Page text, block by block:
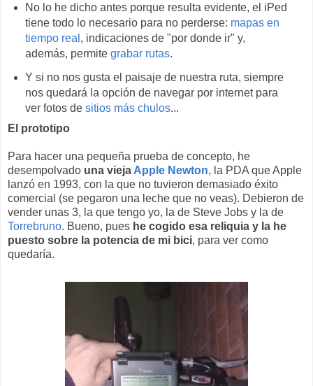
No lo he dicho antes porque resulta evidente, el iPed
tiene todo lo necesario para no perderse: mapas en
tiempo real , indicaciones de "por donde ir" y,
además, permite grabar rutas.
Y si no nos gusta el paisaje de nuestra ruta, siempre
nos quedará la opción de navegar por internet para
ver fotos de sitios más chulos...
El prototipo
Para hacer una pequeña prueba de concepto, he
desempolvado una vieja Apple Newton, la PDA que Apple
lanzó en 1993, con la que no tuvieron demasiado éxito
comercial (se pegaron una leche que no veas). Debieron de
vender unas 3, la que tengo yo, la de Steve Jobs y la de
Torrebruno. Bueno, pues he cogido esa reliquia y la he
puesto sobre la potencia de mi bici, para ver como
quedaría.